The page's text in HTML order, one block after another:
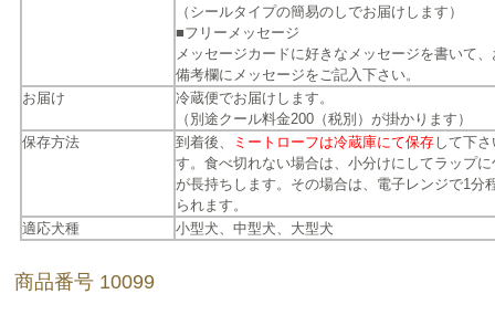
（シールタイプの簡易のしでお届けします）
■フリーメッセージ
メッセージカードに好きなメッセージを書いて
備考欄にメッセージをご記入下さい。
お届け
冷蔵便でお届けします。
（別途クール料金200（税別）が掛かります）
保存方法
到着後、 ミートローフは冷蔵庫にて保存 して下
す。食べ切れない場合は、小分けにしてラップ
が長持ちします。その場合は、電子レンジで1分
られます。
適応犬種
小型犬、中型犬、大型犬
商品番号 10099